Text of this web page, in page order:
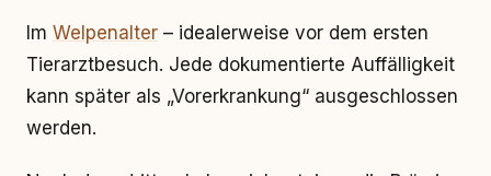
Im Welpenalter – idealerweise vor dem ersten
Tierarztbesuch. Jede dokumentierte Auffälligkeit
kann später als „Vorerkrankung“ ausgeschlossen
werden.